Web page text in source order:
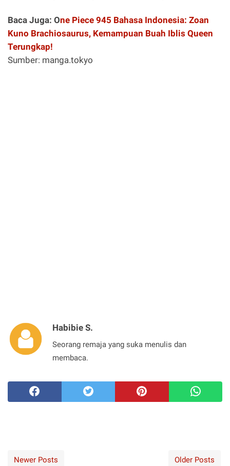
Baca Juga: One Piece 945 Bahasa Indonesia: Zoan
Kuno Brachiosaurus, Kemampuan Buah Iblis Queen
Terungkap!
Sumber: manga.tokyo
Habibie S.
Seorang remaja yang suka menulis dan
membaca.
Newer Posts Older Posts